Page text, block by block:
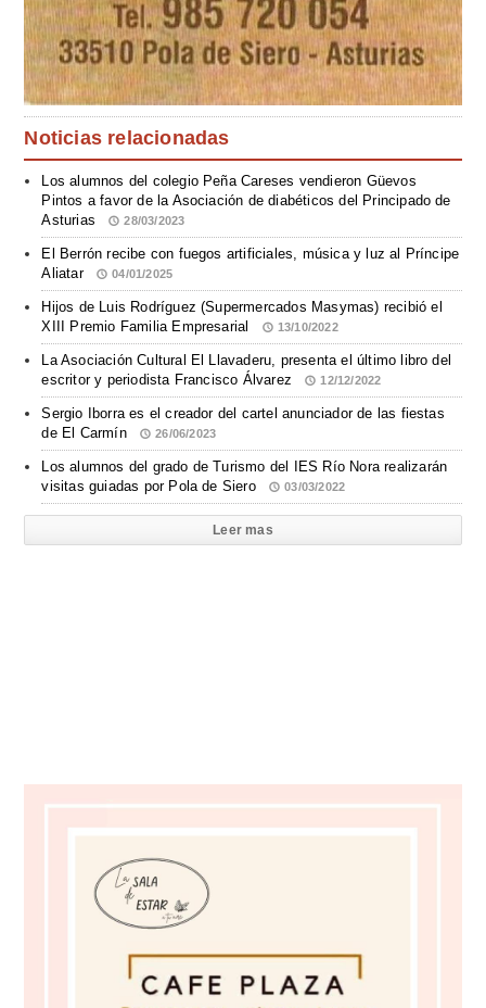
Noticias relacionadas
Los alumnos del colegio Peña Careses vendieron Güevos
Pintos a favor de la Asociación de diabéticos del Principado de
Asturias
28/03/2023
El Berrón recibe con fuegos artificiales, música y luz al Príncipe
Aliatar
04/01/2025
Hijos de Luis Rodríguez (Supermercados Masymas) recibió el
XIII Premio Familia Empresarial
13/10/2022
La Asociación Cultural El Llavaderu, presenta el último libro del
escritor y periodista Francisco Álvarez
12/12/2022
Sergio Iborra es el creador del cartel anunciador de las fiestas
de El Carmín
26/06/2023
Los alumnos del grado de Turismo del IES Río Nora realizarán
visitas guiadas por Pola de Siero
03/03/2022
Leer mas